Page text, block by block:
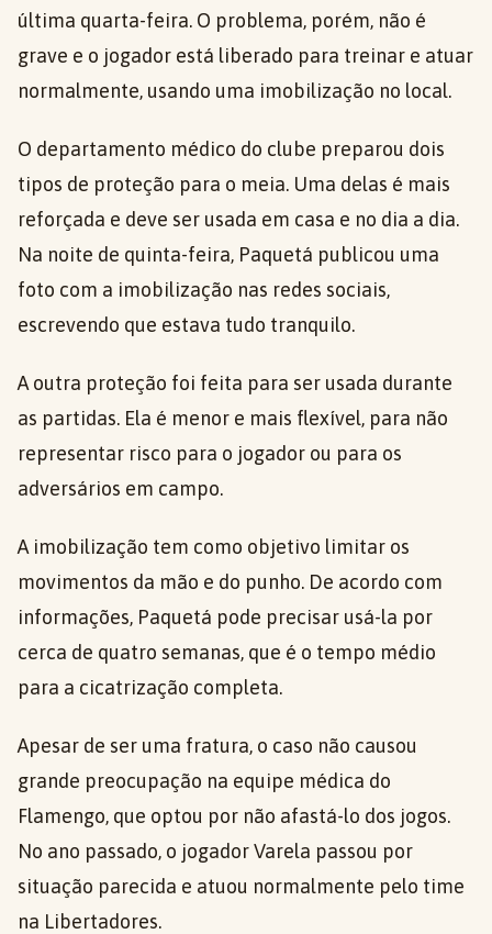
última quarta-feira. O problema, porém, não é
grave e o jogador está liberado para treinar e atuar
normalmente, usando uma imobilização no local.
O departamento médico do clube preparou dois
tipos de proteção para o meia. Uma delas é mais
reforçada e deve ser usada em casa e no dia a dia.
Na noite de quinta-feira, Paquetá publicou uma
foto com a imobilização nas redes sociais,
escrevendo que estava tudo tranquilo.
A outra proteção foi feita para ser usada durante
as partidas. Ela é menor e mais flexível, para não
representar risco para o jogador ou para os
adversários em campo.
A imobilização tem como objetivo limitar os
movimentos da mão e do punho. De acordo com
informações, Paquetá pode precisar usá-la por
cerca de quatro semanas, que é o tempo médio
para a cicatrização completa.
Apesar de ser uma fratura, o caso não causou
grande preocupação na equipe médica do
Flamengo, que optou por não afastá-lo dos jogos.
No ano passado, o jogador Varela passou por
situação parecida e atuou normalmente pelo time
na Libertadores.